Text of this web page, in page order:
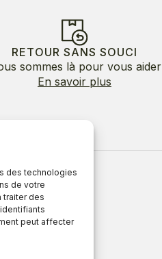
des technologies
de votre
traiter des
peut affecter
RETOUR SANS SOUCI
sommes là pour vous aider
En savoir plus
de nous